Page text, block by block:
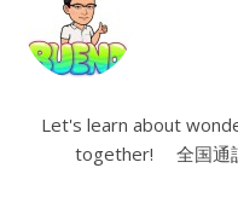
Let's learn about
together! 全国通